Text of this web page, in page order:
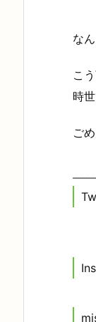
な
こ
時
ご